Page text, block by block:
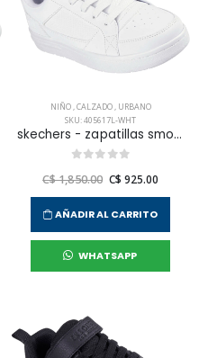
NIÑO,CALZADO, URBANO
SKU: 405617L-WHT
skechers - zapatillas smoothstreet para niño junior
C$ 1,850.00 C$ 925.00
AÑADIR AL CARRITO
WHATSAPP